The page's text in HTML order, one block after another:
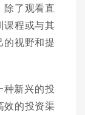
除了观看直
课程或与其
的视野和提
新兴的投
效的投资渠